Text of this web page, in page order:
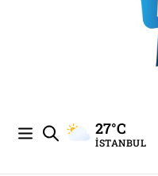
27°C
İSTANBUL